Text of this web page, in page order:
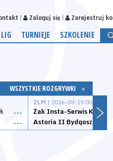
Zaloguj się Zarejestruj
TURNIEJE SZKOLENIE
WSZYSTKIE ROZGRYWKI
---
---
2LM | 2026-09-19 00:00
Żak Insta-Serwis Koszalin
Astoria II Bydgoszcz